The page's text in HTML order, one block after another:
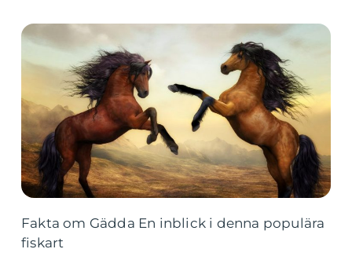
Fakta om Gädda En inblick i denna populära
fiskart